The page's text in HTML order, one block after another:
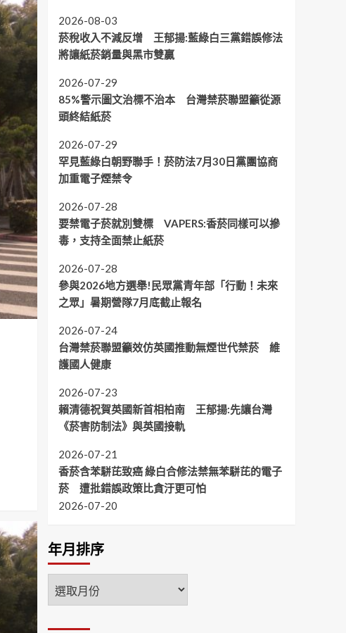
2026-08-03
菸稅收入不減反增 王郁揚:藍綠白三黨錯誤修法
將讓紙菸銷量與黑市雙贏
2026-07-29
85%警示圖文治標不治本 台灣禁菸聯盟籲從源
頭終結紙菸
2026-07-29
罕見藍綠白朝野聯手！菸防法7月30日黨團協商
加重電子煙禁令
2026-07-28
要禁電子菸就別雙標 VAPERS:香菸同樣可以摻
毒，支持全面禁止紙菸
2026-07-28
參與2026地方選舉!民眾黨青年部「行動！未來
之眾」暑期營隊7月底截止報名
2026-07-24
台灣禁菸聯盟籲效仿英國推動無煙世代禁菸 維
護國人健康
2026-07-23
賴清德祝賀英國新首相柏南 王郁揚:先讓台灣
《菸害防制法》與英國接軌
2026-07-21
香菸含苯駢芘致癌 綠白合修法禁無苯駢芘的電子
菸 遭批錯誤政策比貪汙更可怕
2026-07-20
年月排序
年
月